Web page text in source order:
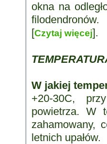
okna na
filodendronów.
[Czytaj więcej].
W jakiej
+20-30C,
powietrza. W
zahamowany,
letnich upałów.